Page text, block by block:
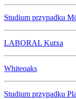
Studium przypadku
LABORAL Kutxa
Whiteoaks
Studium przypadku